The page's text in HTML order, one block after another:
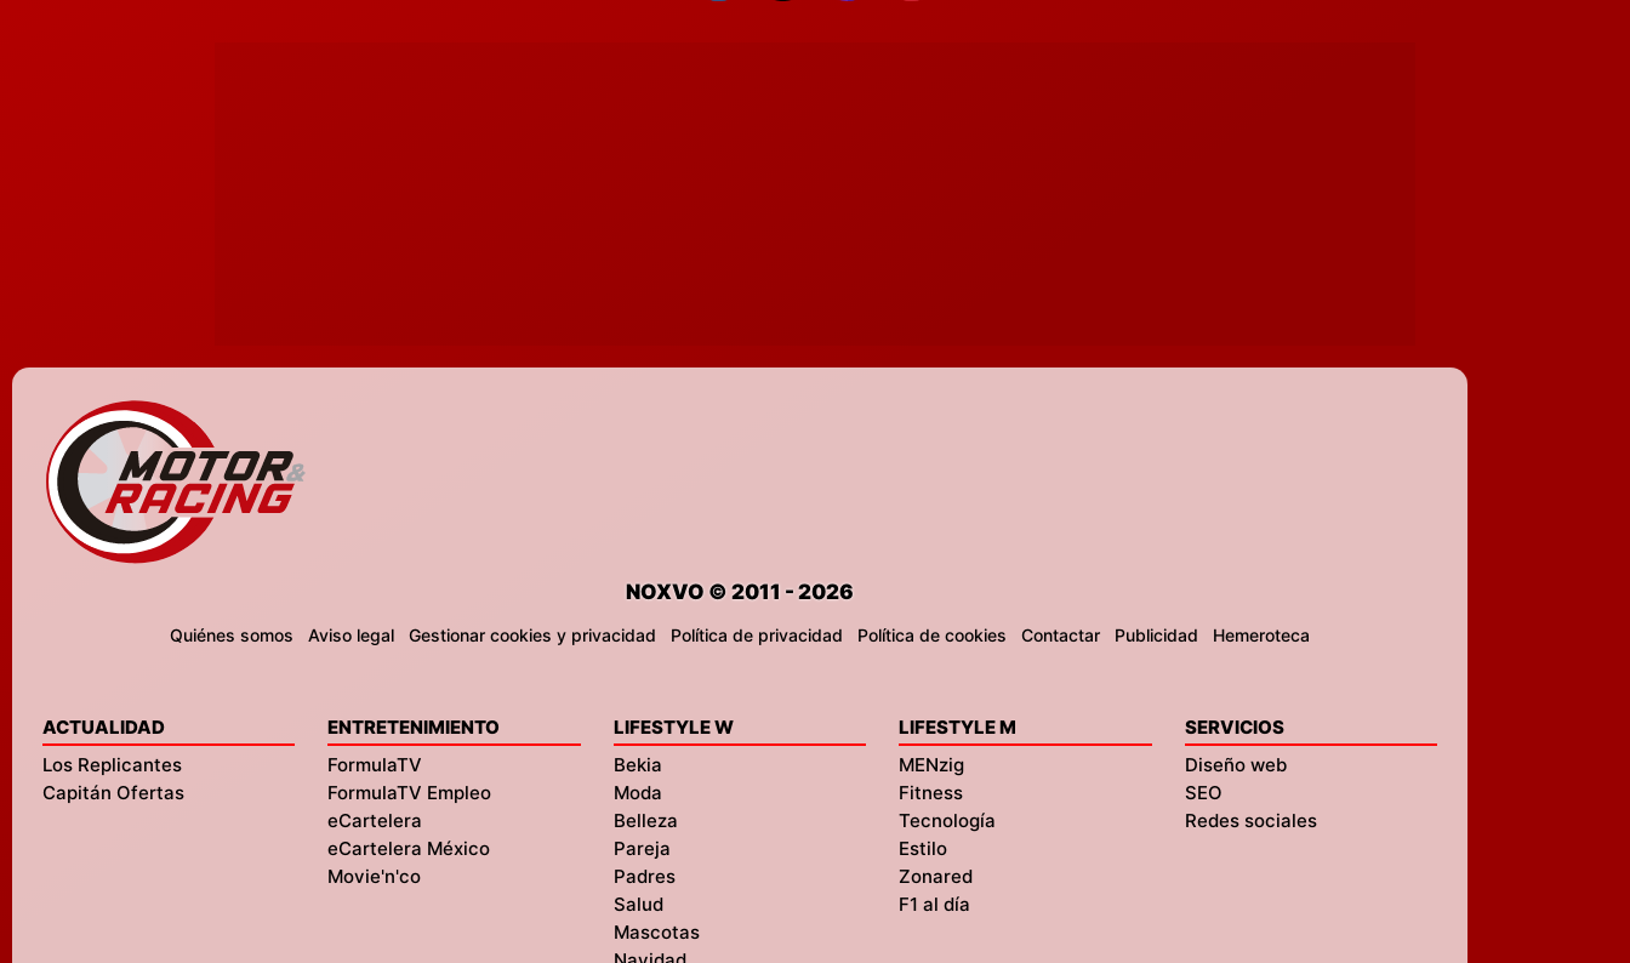
NOXVO © 2011 - 2026
Quiénes somos Aviso legal Gestionar cookies y privacidad Política de privacidad Política de cookies Contactar Publicidad Hemeroteca
ACTUALIDAD
Los Replicantes
Capitán Ofertas
ENTRETENIMIENTO
FormulaTV
FormulaTV Empleo
eCartelera
eCartelera México
Movie'n'co
LIFESTYLE W
Bekia
Moda
Belleza
Pareja
Padres
Salud
Mascotas
LIFESTYLE M
MENzig
Fitness
Tecnología
Estilo
Zonared
F1 al día
SERVICIOS
Diseño web
SEO
Redes sociales